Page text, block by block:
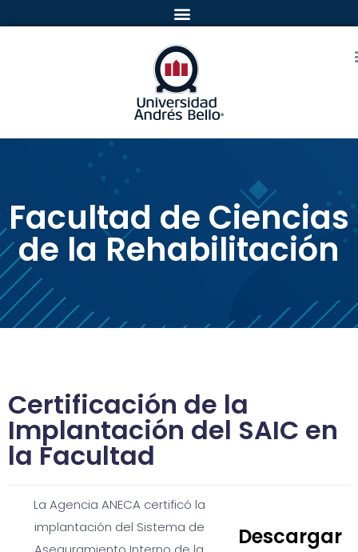
Facultad de Ciencias
de la Rehabilitación
Certificación de la
Implantación del SAIC en
la Facultad
La Agencia ANECA certificó la
implantación del Sistema de
Descargar